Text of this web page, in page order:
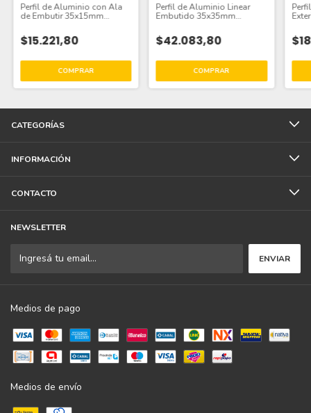
Perfil de Aluminio con Ala
de Embutir 35x15mm
Blanco x2m
$15.221,80
Perfil de Aluminio Linear
Embutido 35x35mm
Blanco x2m
$42.083,80
CATEGORÍAS
INFORMACIÓN
CONTACTO
NEWSLETTER
Medios de pago
Medios de envío